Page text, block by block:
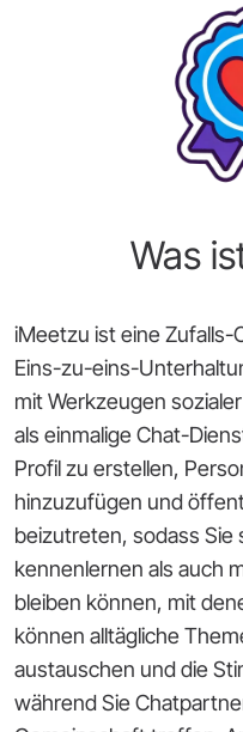
Was
iMeetzu ist eine
Eins-zu-eins-
mit Werkzeugen
als einmalige Chat-
Profil zu erstellen,
hinzuzufügen und
beizutreten, sodass
kennenlernen als auch
bleiben können, mit
können alltägliche
austauschen und die
während Sie